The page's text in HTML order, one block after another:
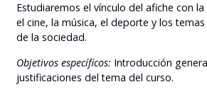
Estudiaremos el vínculo del afiche con
el cine, la música, el deporte y los
de la sociedad.
Objetivos específicos: Introducción
justificaciones del tema del curso.